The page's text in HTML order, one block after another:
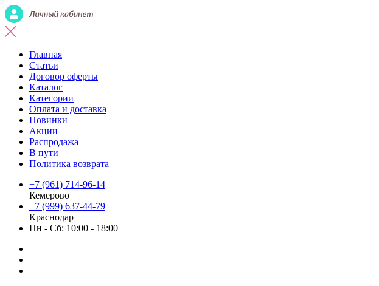
Главная
Статьи
Договор оферты
Каталог
Категории
Оплата и доставка
Новинки
Акции
Распродажа
В пути
Политика возврата
+7 (961) 714-96-14
Кемерово
+7 (999) 637-44-79
Краснодар
Пн - Сб: 10:00 - 18:00